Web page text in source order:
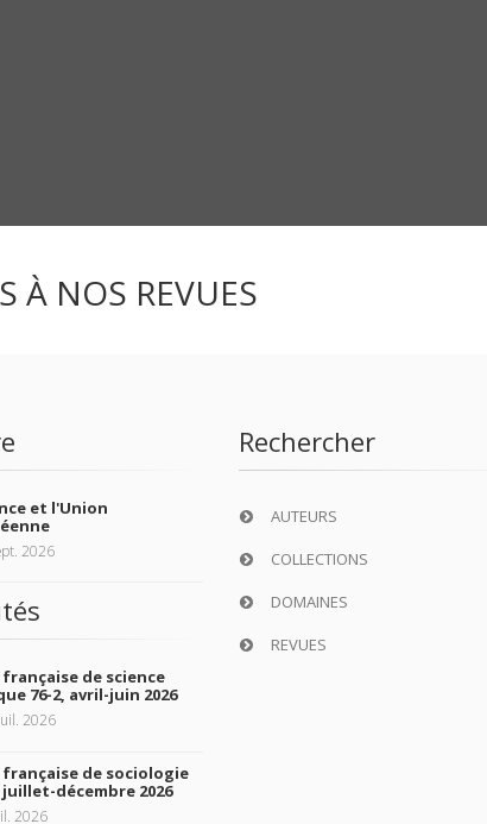
À NOS REVUES
et l'Union
2026
française de science
76-2, avril-juin 2026
2026
française de sociologie
juillet-décembre 2026
2026
Rechercher
AUTEURS
COLLECTIONS
DOMAINES
REVUES